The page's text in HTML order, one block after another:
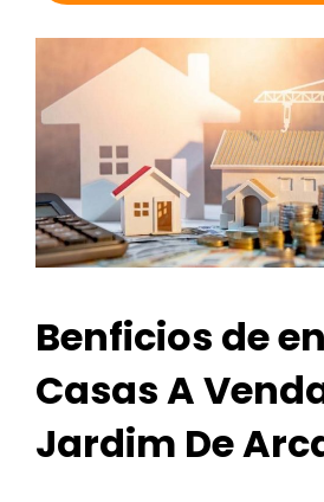
Benficios de
Casas A
Jardim De